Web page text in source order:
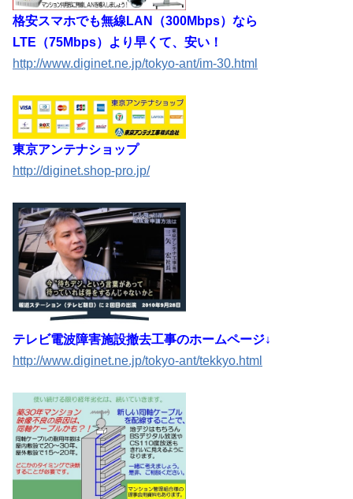
格安スマホでも無線LAN（300Mbps）なら
LTE（75Mbps）より早くて、安い！
http://www.diginet.ne.jp/tokyo-ant/im-30.html
東京アンテナショップ
http://diginet.shop-pro.jp/
テレビ電波障害施設撤去工事のホームページ↓
http://www.diginet.ne.jp/tokyo-ant/tekkyo.html